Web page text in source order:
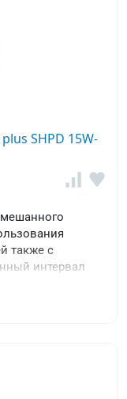
SHPD 15W-
также с
интервал